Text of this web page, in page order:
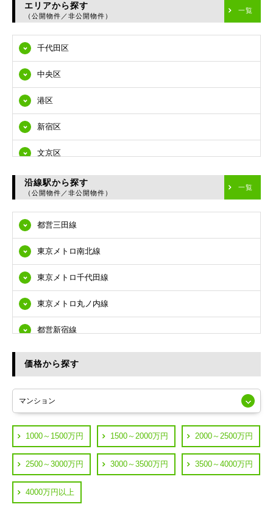
エリアから探す
（公開物件／非公開物件）
一覧
千代田区
中央区
港区
新宿区
文京区
台東区
江東区
品川区
目黒区
大田区
世田谷区
渋谷区
練馬区
葛飾区
横浜市鶴見区
横浜市神奈川区
川崎市川崎区
沿線駅から探す
（公開物件／非公開物件）
一覧
都営三田線
東京メトロ南北線
東京メトロ千代田線
東京メトロ丸ノ内線
都営新宿線
都営浅草線
JR中央線
JR中央・総武線
価格から探す
1000～1500万円 1500～2000万円 2000～2500万円
2500～3000万円 3000～3500万円 3500～4000万円
4000万円以上